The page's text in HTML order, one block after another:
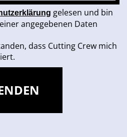
gelesen und bin
angegebenen Daten
dass Cutting Crew mich